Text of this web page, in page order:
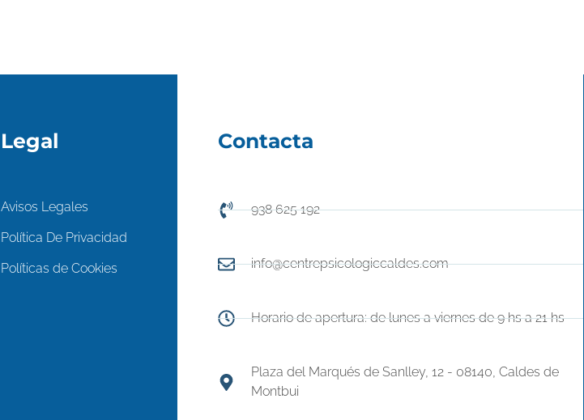
Legal
Avisos Legales
Política De Privacidad
Políticas de Cookies
Contacta
938 625 192
info@centrepsicologiccaldes.com
Horario de apertura: de lunes a viernes de 9 hs a 21 hs
Plaza del Marqués de Sanlley, 12 - 08140, Caldes de
Montbui